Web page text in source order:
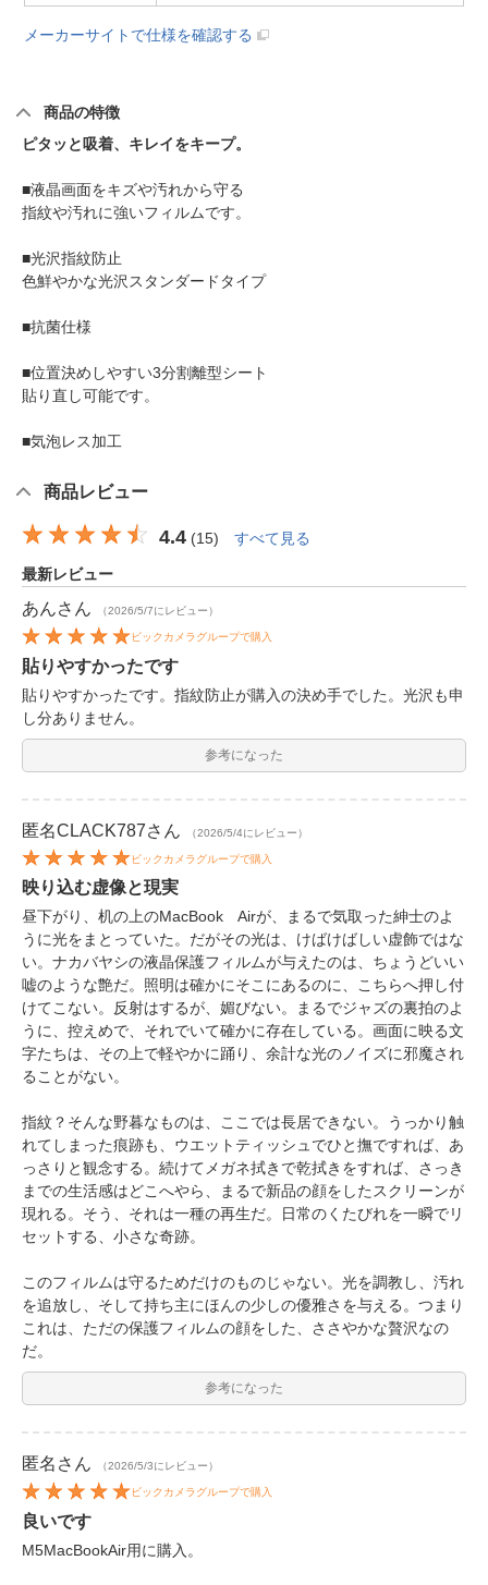
メーカーサイトで仕様を確認する
商品の特徴
ピタッと吸着、キレイをキープ。
■液晶画面をキズや汚れから守る
指紋や汚れに強いフィルムです。
■光沢指紋防止
色鮮やかな光沢スタンダードタイプ
■抗菌仕様
■位置決めしやすい3分割離型シート
貼り直し可能です。
■気泡レス加工
商品レビュー
4.4 (15) すべて見る
最新レビュー
あんさん （2026/5/7にレビュー）
ビックカメラグループで購入
貼りやすかったです
貼りやすかったです。指紋防止が購入の決め手でした。光沢も申
し分ありません。
参考になった
匿名CLACK787さん （2026/5/4にレビュー）
ビックカメラグループで購入
映り込む虚像と現実
昼下がり、机の上のMacBook Airが、まるで気取った紳士のよ
うに光をまとっていた。だがその光は、けばけばしい虚飾ではな
い。ナカバヤシの液晶保護フィルムが与えたのは、ちょうどいい
嘘のような艶だ。照明は確かにそこにあるのに、こちらへ押し付
けてこない。反射はするが、媚びない。まるでジャズの裏拍のよ
うに、控えめで、それでいて確かに存在している。画面に映る文
字たちは、その上で軽やかに踊り、余計な光のノイズに邪魔され
ることがない。
指紋？そんな野暮なものは、ここでは長居できない。うっかり触
れてしまった痕跡も、ウエットティッシュでひと撫ですれば、あ
っさりと観念する。続けてメガネ拭きで乾拭きをすれば、さっき
までの生活感はどこへやら、まるで新品の顔をしたスクリーンが
現れる。そう、それは一種の再生だ。日常のくたびれを一瞬でリ
セットする、小さな奇跡。
このフィルムは守るためだけのものじゃない。光を調教し、汚れ
を追放し、そして持ち主にほんの少しの優雅さを与える。つまり
これは、ただの保護フィルムの顔をした、ささやかな贅沢なの
だ。
参考になった
匿名 さん （2026/5/3にレビュー）
ビックカメラグループで購入
良いです
M5MacBookAir用に購入。